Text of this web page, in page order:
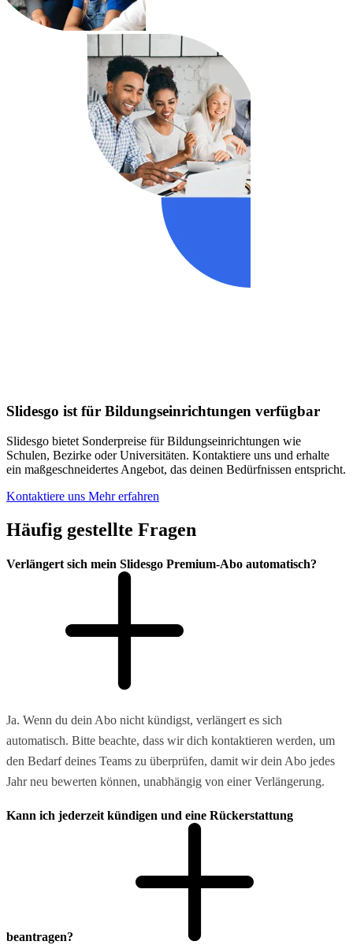
Slidesgo ist für Bildungseinrichtungen verfügbar
Slidesgo bietet Sonderpreise für Bildungseinrichtungen wie
Schulen, Bezirke oder Universitäten. Kontaktiere uns und erhalte
ein maßgeschneidertes Angebot, das deinen Bedürfnissen entspricht.
Kontaktiere uns Mehr erfahren
Häufig gestellte Fragen
Verlängert sich mein Slidesgo Premium-Abo automatisch?
Ja. Wenn du dein Abo nicht kündigst, verlängert es sich
automatisch. Bitte beachte, dass wir dich kontaktieren werden, um
den Bedarf deines Teams zu überprüfen, damit wir dein Abo jedes
Jahr neu bewerten können, unabhängig von einer Verlängerung.
Kann ich jederzeit kündigen und eine Rückerstattung
beantragen?